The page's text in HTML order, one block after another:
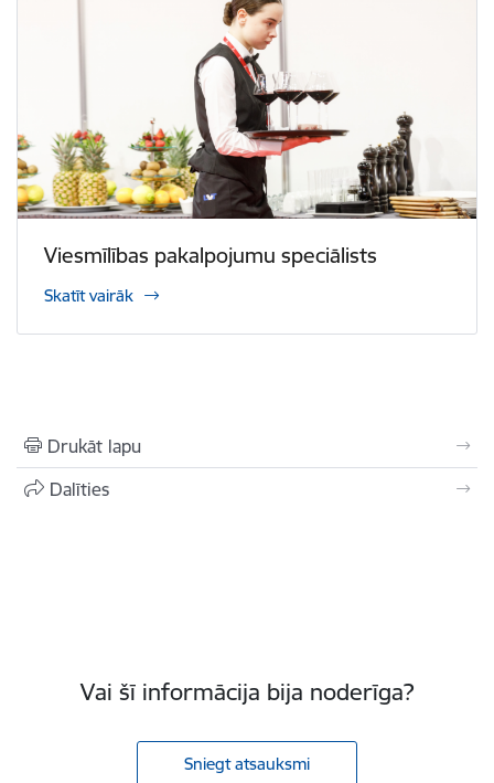
Viesmīlības pakalpojumu speciālists
Skatīt vairāk
Drukāt lapu
Dalīties
Vai šī informācija bija noderīga?
Sniegt atsauksmi